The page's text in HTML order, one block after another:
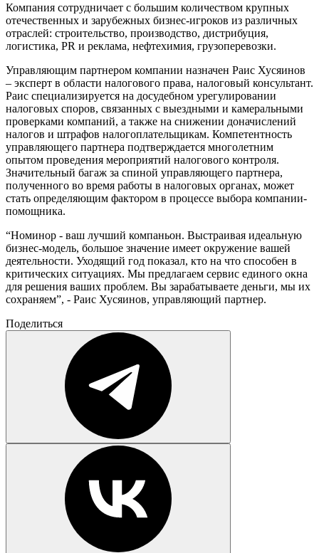
Компания сотрудничает с большим количеством крупных
отечественных и зарубежных бизнес-игроков из различных
отраслей: строительство, производство, дистрибуция,
логистика, PR и реклама, нефтехимия, грузоперевозки.
Управляющим партнером компании назначен Раис Хусяинов
– эксперт в области налогового права, налоговый консультант.
Раис специализируется на досудебном урегулировании
налоговых споров, связанных с выездными и камеральными
проверками компаний, а также на снижении доначислений
налогов и штрафов налогоплательщикам. Компетентность
управляющего партнера подтверждается многолетним
опытом проведения мероприятий налогового контроля.
Значительный багаж за спиной управляющего партнера,
полученного во время работы в налоговых органах, может
стать определяющим фактором в процессе выбора компании-
помощника.
“Номинор - ваш лучший компаньон. Выстраивая идеальную
бизнес-модель, большое значение имеет окружение вашей
деятельности. Уходящий год показал, кто на что способен в
критических ситуациях. Мы предлагаем сервис единого окна
для решения ваших проблем. Вы зарабатываете деньги, мы их
сохраняем”, - Раис Хусяинов, управляющий партнер.
Поделиться